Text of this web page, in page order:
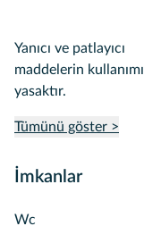
Yanıcı ve patlayıcı
maddelerin kullanımı
yasaktır.
Tümünü göster >
İmkanlar
Wc